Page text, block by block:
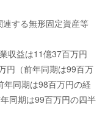
する無形固定資産等
収益は11億37百万円
円（前年同期は99百万
年同期は98百万円の経
同期は99百万円の四半